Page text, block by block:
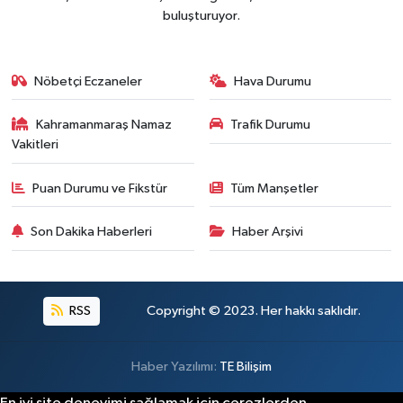
Kahramanmaraş-Göksun Yolunu Kullananlar
buluşturuyor.
Nöbetçi Eczaneler Hava Durumu
Kahramanmaraş Namaz
Vakitleri
Trafik Durumu
Puan Durumu ve Fikstür Tüm Manşetler
Son Dakika Haberleri Haber Arşivi
RSS Copyright © 2023. Her hakkı saklıdır.
Haber Yazılımı: TE Bilişim